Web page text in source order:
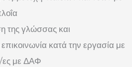
της γλώσσας και
κατά την εργασία με
ες με ΔΑΦ